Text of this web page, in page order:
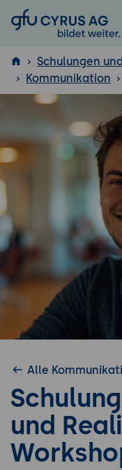
GFU Cyrus AG
Schulungen
Kommunikation
Alle
und